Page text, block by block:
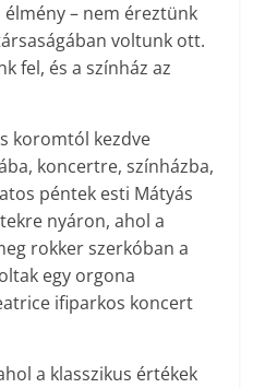
– nem éreztünk
voltunk ott.
fel, és a színház az
koromtól kezdve
koncertre, színházba,
péntek esti Mátyás
nyáron, ahol a
rokker szerkóban a
egy orgona
ifiparkos koncert
a klasszikus értékek